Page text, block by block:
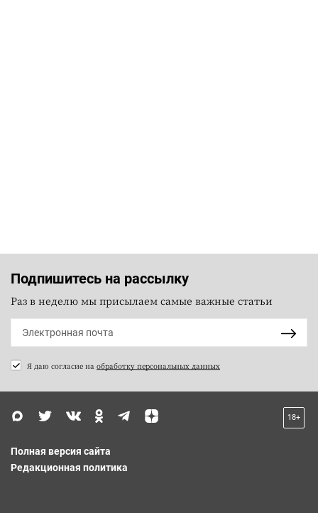
Подпишитесь на рассылку
Раз в неделю мы присылаем самые важные статьи
Я даю согласие на обработку персональных данных
18+
Полная версия сайта
Редакционная политика